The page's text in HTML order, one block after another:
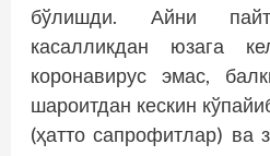
бўлишди. Айни
касалликдан юзага
коронавирус эмас,
шароитдан кескин
(ҳатто сапрофитлар) ва